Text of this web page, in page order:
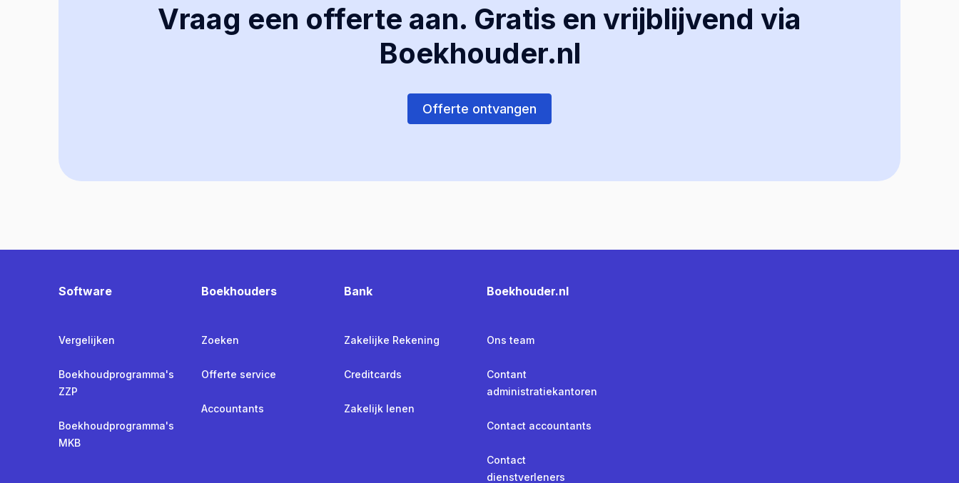
Vraag een offerte aan. Gratis en vrijblijvend via
Boekhouder.nl
Offerte ontvangen
Software
Vergelijken
Boekhoudprogramma's
ZZP
Boekhoudprogramma's
MKB
Boekhouders
Zoeken
Offerte service
Accountants
Bank
Zakelijke Rekening
Creditcards
Zakelijk lenen
Boekhouder.nl
Ons team
Contant
administratiekantoren
Contact accountants
Contact
dienstverleners